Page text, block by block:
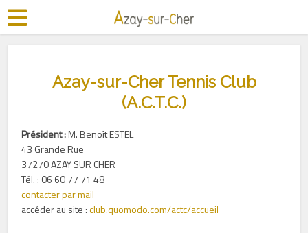
Azay-sur-Cher Tennis Club
(A.C.T.C.)
Président :M. Benoît ESTEL
43 Grande Rue
37270 AZAY SUR CHER
Tél. : 06 60 77 71 48
contacter par mail
accéder au site :club.quomodo.com/actc/accueil